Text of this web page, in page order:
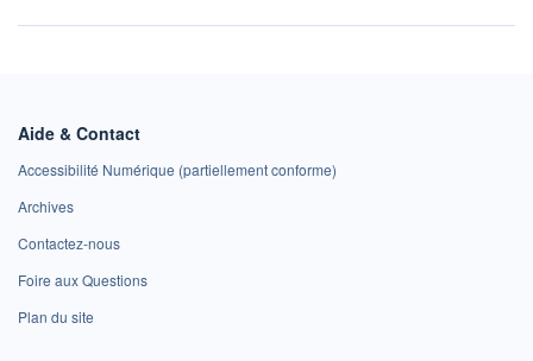
Aide & Contact
Accessibilité Numérique (partiellement conforme)
Archives
Contactez-nous
Foire aux Questions
Plan du site